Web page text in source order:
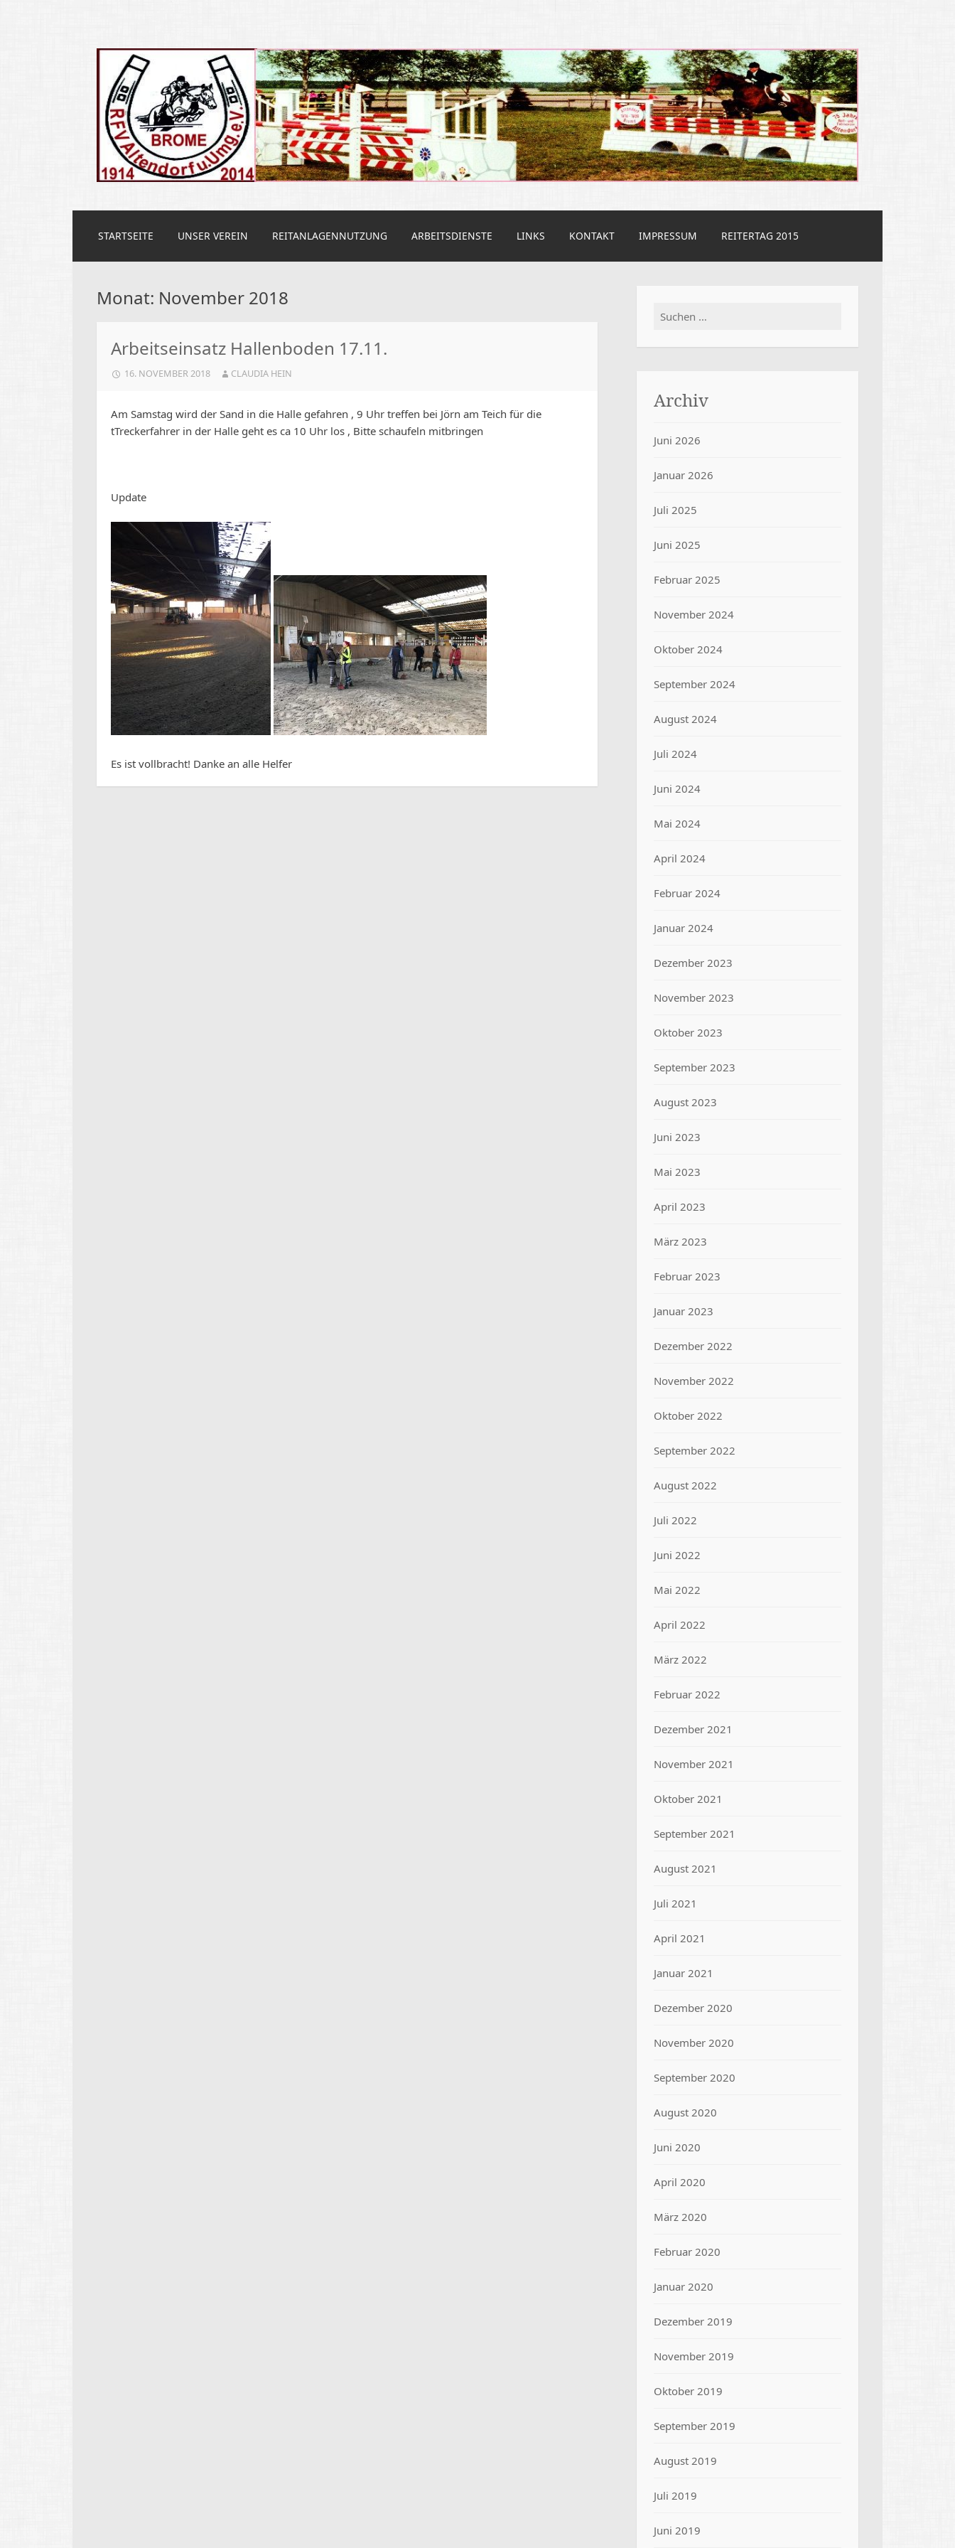
Reit und Fahrverein Altendorf
INHALT
SPRINGEN
STARTSEITE UNSER VEREIN REITANLAGENNUTZUNG ARBEITSDIENSTE LINKS KONTAKT IMPRESSUM REITERTAG 2015
Monat: November 2018
Arbeitseinsatz Hallenboden 17.11.
16. NOVEMBER 2018 CLAUDIA HEIN
Am Samstag wird der Sand in die Halle gefahren , 9 Uhr treffen bei Jörn am Teich für die
tTreckerfahrer in der Halle geht es ca 10 Uhr los , Bitte schaufeln mitbringen
Update
Es ist vollbracht! Danke an alle Helfer
Suchen
Archiv
Juni 2026
Januar 2026
Juli 2025
Juni 2025
Februar 2025
November 2024
Oktober 2024
September 2024
August 2024
Juli 2024
Juni 2024
Mai 2024
April 2024
Februar 2024
Januar 2024
Dezember 2023
November 2023
Oktober 2023
September 2023
August 2023
Juni 2023
Mai 2023
April 2023
März 2023
Februar 2023
Januar 2023
Dezember 2022
November 2022
Oktober 2022
September 2022
August 2022
Juli 2022
Juni 2022
Mai 2022
April 2022
März 2022
Februar 2022
Dezember 2021
November 2021
Oktober 2021
September 2021
August 2021
Juli 2021
April 2021
Januar 2021
Dezember 2020
November 2020
September 2020
August 2020
Juni 2020
April 2020
März 2020
Februar 2020
Januar 2020
Dezember 2019
November 2019
Oktober 2019
September 2019
August 2019
Juli 2019
Juni 2019